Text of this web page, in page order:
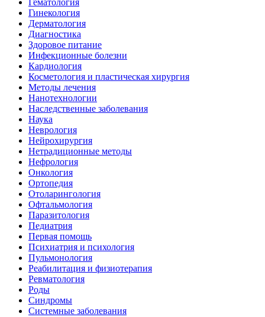
Гематология
Гинекология
Дерматология
Диагностика
Здоровое питание
Инфекционные болезни
Кардиология
Косметология и пластическая хирургия
Методы лечения
Нанотехнологии
Наследственные заболевания
Наука
Неврология
Нейрохирургия
Нетрадиционные методы
Нефрология
Онкология
Ортопедия
Отоларингология
Офтальмология
Паразитология
Педиатрия
Первая помощь
Психиатрия и психология
Пульмонология
Реабилитация и физиотерапия
Ревматология
Роды
Синдромы
Системные заболевания